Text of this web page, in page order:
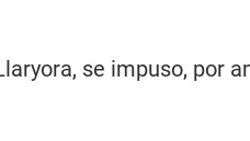
se impuso, por